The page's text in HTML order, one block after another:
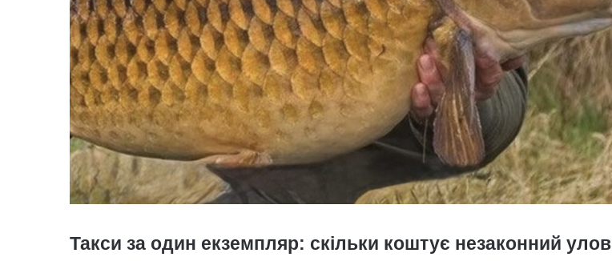
Такси за один екземпляр: скільки коштує незаконний улов